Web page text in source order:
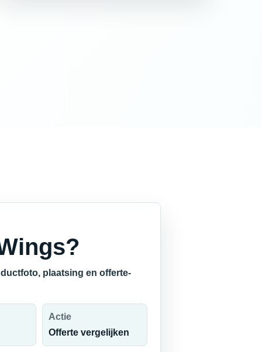
plaatsing en offerte-
Actie
Offerte vergelijken